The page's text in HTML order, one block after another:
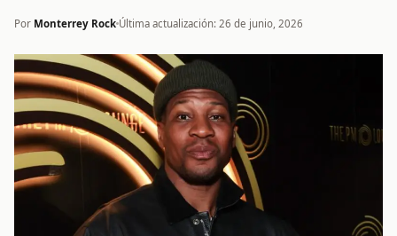
Por Monterrey Rock Última actualización: 26 de junio, 2026